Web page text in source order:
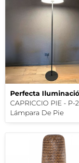
Perfecta
CAPRICCIO PIE - P-
Lámpara De Pie